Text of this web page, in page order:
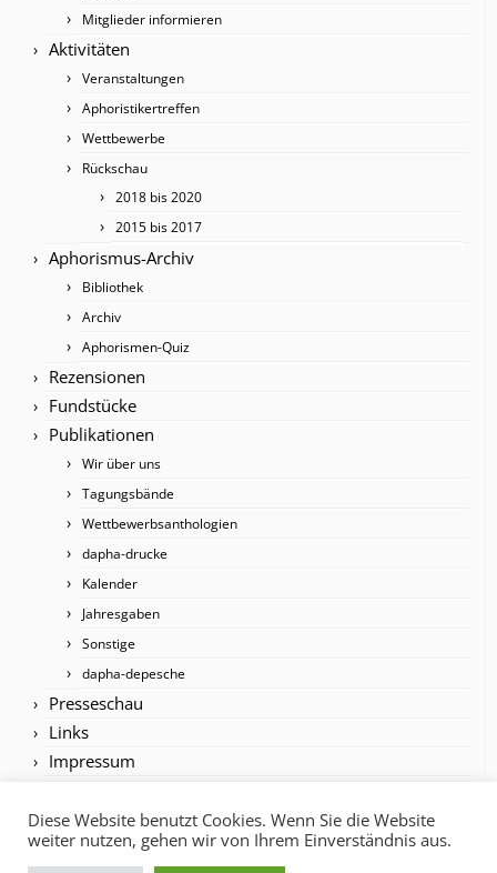
Mitglieder informieren
Aktivitäten
Veranstaltungen
Aphoristikertreffen
Wettbewerbe
Rückschau
2018 bis 2020
2015 bis 2017
Aphorismus-Archiv
Bibliothek
Archiv
Aphorismen-Quiz
Rezensionen
Fundstücke
Publikationen
Wir über uns
Tagungsbände
Wettbewerbsanthologien
dapha-drucke
Kalender
Jahresgaben
Sonstige
dapha-depesche
Presseschau
Links
Impressum
Diese Website benutzt Cookies. Wenn Sie die Website
weiter nutzen, gehen wir von Ihrem Einverständnis aus.